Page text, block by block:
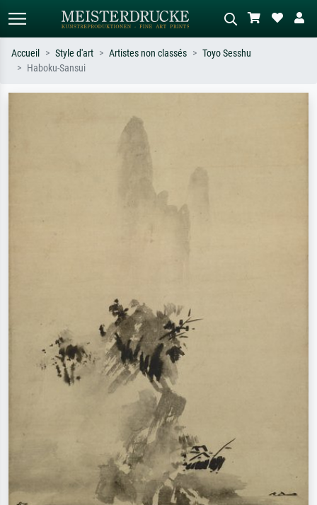
impressionnisme, vague de Hokusai,
Accueil Style d'art Artistes non classés
Toyo Sesshu
Haboku-Sansui